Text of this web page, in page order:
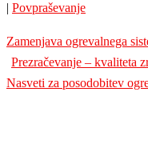
| Povpraševanje
Zamenjava ogrevalnega
Post
navigation
Prezračevanje – kvaliteta
Nasveti za posodobitev